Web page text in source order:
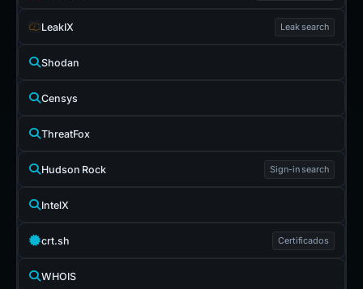
LeakIX Leak search
Shodan
Censys
ThreatFox
Hudson Rock Sign-in search
IntelX
crt.sh Certificados
WHOIS